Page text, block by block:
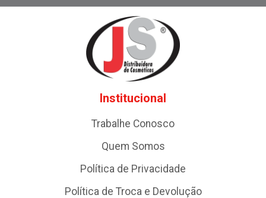
Institucional
Trabalhe Conosco
Quem Somos
Política de Privacidade
Política de Troca e Devolução